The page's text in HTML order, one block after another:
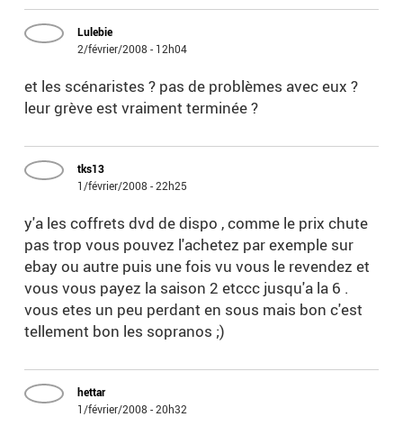
Lulebie
2/février/2008 - 12h04
et les scénaristes ? pas de problèmes avec eux ?
leur grève est vraiment terminée ?
tks13
1/février/2008 - 22h25
y'a les coffrets dvd de dispo , comme le prix chute
pas trop vous pouvez l'achetez par exemple sur
ebay ou autre puis une fois vu vous le revendez et
vous vous payez la saison 2 etccc jusqu'a la 6 .
vous etes un peu perdant en sous mais bon c'est
tellement bon les sopranos ;)
hettar
1/février/2008 - 20h32